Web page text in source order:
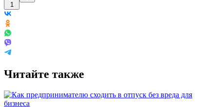
1
Читайте также